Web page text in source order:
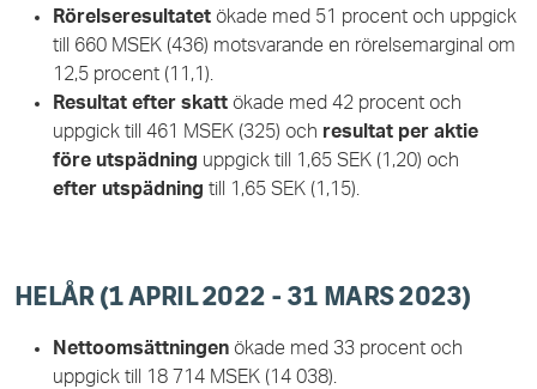
Rörelseresultatet ökade med 51 procent och uppgick
till 660 MSEK (436) motsvarande en rörelsemarginal om
12,5 procent (11,1).
Resultat efter skatt ökade med 42 procent och
uppgick till 461 MSEK (325) och resultat per aktie
före utspädning uppgick till 1,65 SEK (1,20) och
efter utspädning till 1,65 SEK (1,15).
HELÅR (1 APRIL 2022 - 31 MARS 2023)
Nettoomsättningen ökade med 33 procent och
uppgick till 18 714 MSEK (14 038).